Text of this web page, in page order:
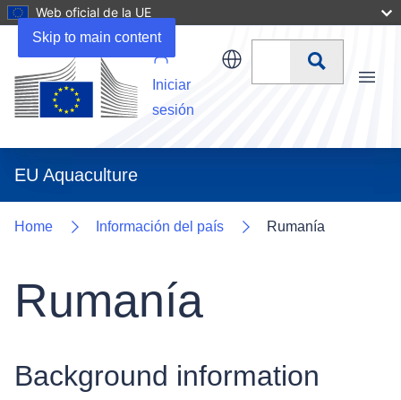
Skip to main content
Web oficial de la UE
Iniciar
sesión
Buscar
EU Aquaculture
Menu
Home Información del país Rumanía
Rumanía
Uploads
Background information